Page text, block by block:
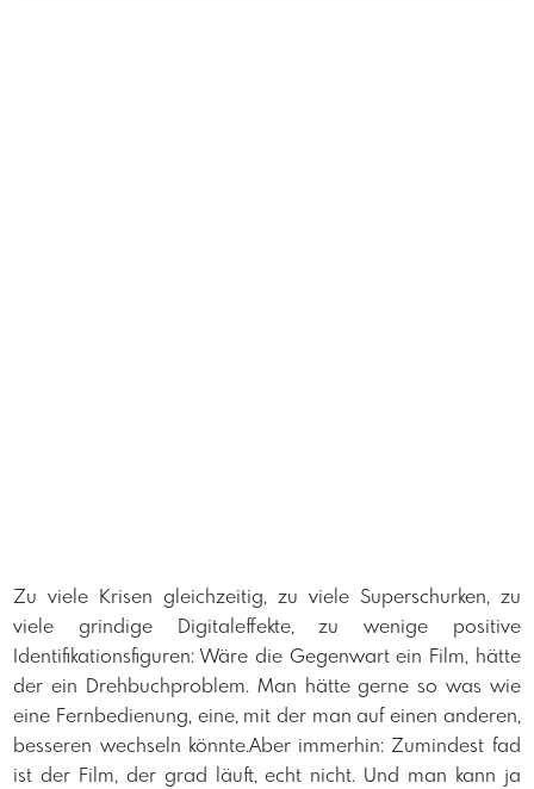
Zu viele Krisen gleichzeitig, zu viele Superschurken, zu
viele grindige Digitaleffekte, zu wenige positive
Identifikationsfiguren: Wäre die Gegenwart ein Film, hätte
der ein Drehbuchproblem. Man hätte gerne so was wie
eine Fernbedienung, eine, mit der man auf einen anderen,
besseren wechseln könnte.Aber immerhin: Zumindest fad
ist der Film, der grad läuft, echt nicht. Und man kann ja